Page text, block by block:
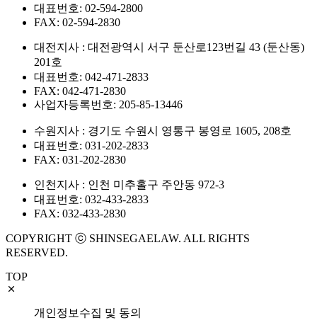
대표번호: 02-594-2800
FAX: 02-594-2830
대전지사 : 대전광역시 서구 둔산로123번길 43 (둔산동)
201호
대표번호: 042-471-2833
FAX: 042-471-2830
사업자등록번호: 205-85-13446
수원지사 : 경기도 수원시 영통구 봉영로 1605, 208호
대표번호: 031-202-2833
FAX: 031-202-2830
인천지사 : 인천 미추홀구 주안동 972-3
대표번호: 032-433-2833
FAX: 032-433-2830
COPYRIGHT ⓒ SHINSEGAELAW. ALL RIGHTS
RESERVED.
TOP
개인정보수집 및 동의